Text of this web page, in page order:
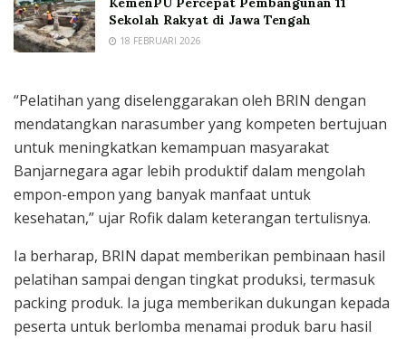
Sekolah Rakyat di Jawa Tengah
18 FEBRUARI 2026
“Pelatihan yang diselenggarakan oleh BRIN dengan
mendatangkan narasumber yang kompeten bertujuan
untuk meningkatkan kemampuan masyarakat
Banjarnegara agar lebih produktif dalam mengolah
empon-empon yang banyak manfaat untuk
kesehatan,” ujar Rofik dalam keterangan tertulisnya.
Ia berharap, BRIN dapat memberikan pembinaan hasil
pelatihan sampai dengan tingkat produksi, termasuk
packing produk. Ia juga memberikan dukungan kepada
peserta untuk berlomba menamai produk baru hasil